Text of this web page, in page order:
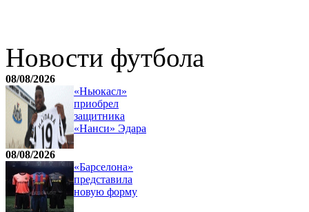
Новости футбола
08/08/2026
«Ньюкасл»
приобрел
защитника
«Нанси» Эдара
08/08/2026
«Барселона»
представила
новую форму